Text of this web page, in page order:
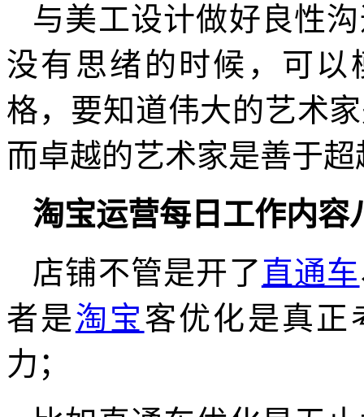
与美工设计做好良性
没有思绪的时候，可以
格，要知道伟大的艺术
而卓越的艺术家是善于超
淘宝运营每日工作内容
店铺不管是开了直通车
者是淘宝客优化是真正
力；